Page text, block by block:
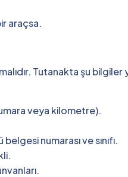
araçsa.
Tutanakta şu bilgiler
veya kilometre).
numarası ve sınıfı.